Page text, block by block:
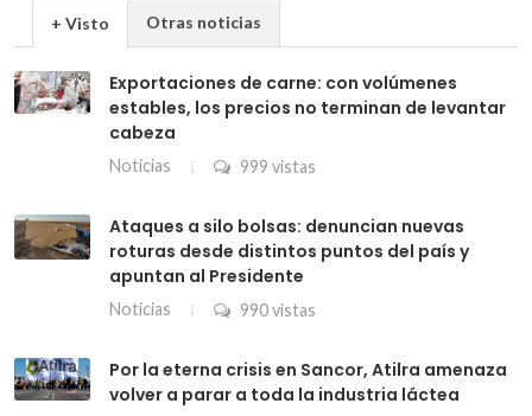
+ Visto Otras noticias
Exportaciones de carne: con volúmenes
estables, los precios no terminan de levantar
cabeza
Noticias 999 vistas
Ataques a silo bolsas: denuncian nuevas
roturas desde distintos puntos del país y
apuntan al Presidente
Noticias 990 vistas
Por la eterna crisis en Sancor, Atilra amenaza
volver a parar a toda la industria láctea